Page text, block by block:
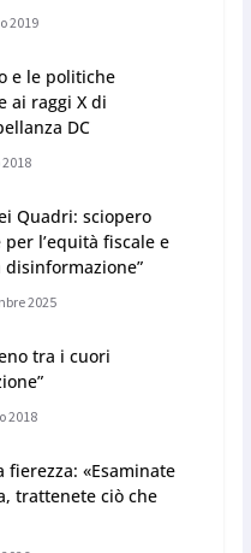
2019
e le politiche
ai raggi X di
DC
Quadri: sciopero
l’equità fiscale e
2025
tra i cuori
2018
fierezza: «Esaminate
trattenete ciò che